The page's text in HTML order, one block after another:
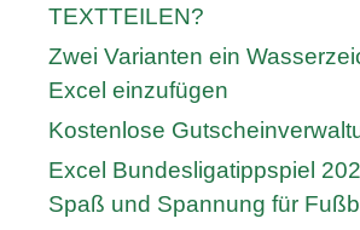
TEXTTEILEN?
Zwei Varianten ein
Excel einzufügen
Kostenlose
Excel Bundesligatippspiel
Spaß und Spannung für